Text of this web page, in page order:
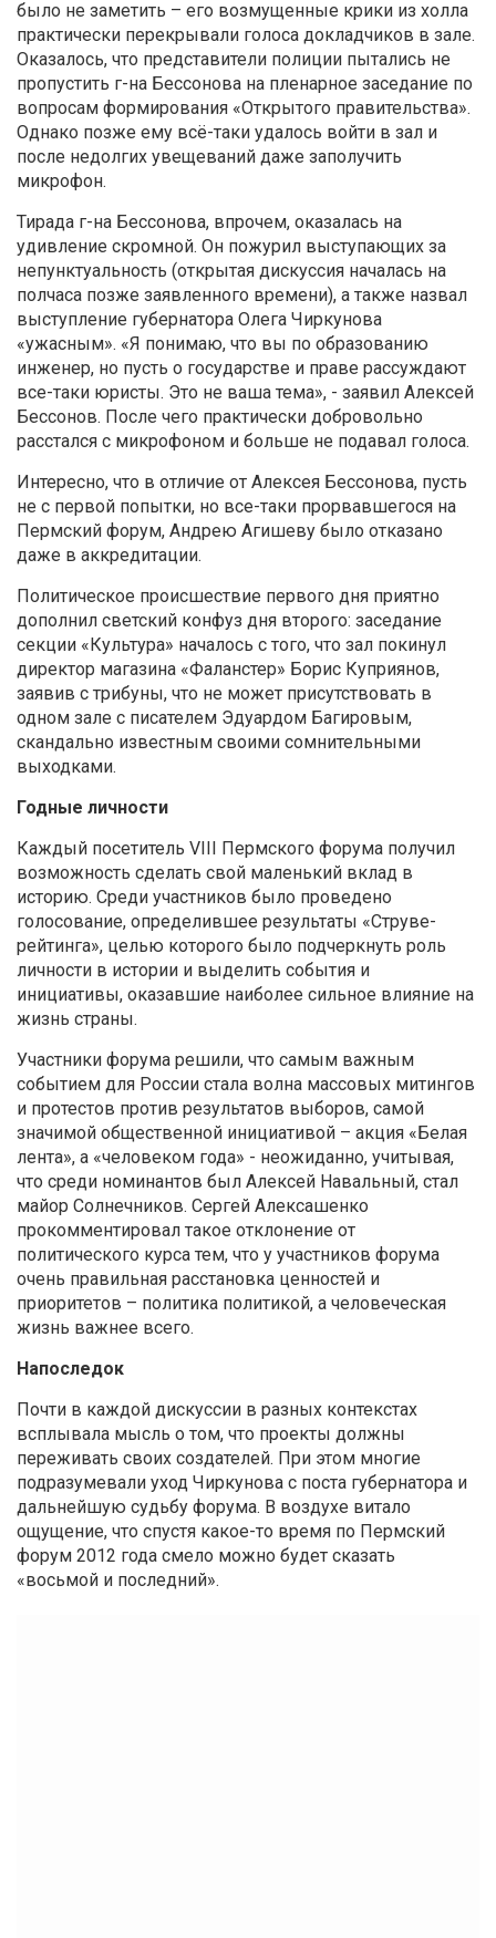
было не заметить – его возмущенные крики из холла
практически перекрывали голоса докладчиков в зале.
Оказалось, что представители полиции пытались не
пропустить г-на Бессонова на пленарное заседание по
вопросам формирования «Открытого правительства».
Однако позже ему всё-таки удалось войти в зал и
после недолгих увещеваний даже заполучить
микрофон.
Тирада г-на Бессонова, впрочем, оказалась на
удивление скромной. Он пожурил выступающих за
непунктуальность (открытая дискуссия началась на
полчаса позже заявленного времени), а также назвал
выступление губернатора Олега Чиркунова
«ужасным». «Я понимаю, что вы по образованию
инженер, но пусть о государстве и праве рассуждают
все-таки юристы. Это не ваша тема», - заявил Алексей
Бессонов. После чего практически добровольно
расстался с микрофоном и больше не подавал голоса.
Интересно, что в отличие от Алексея Бессонова, пусть
не с первой попытки, но все-таки прорвавшегося на
Пермский форум, Андрею Агишеву было отказано
даже в аккредитации.
Политическое происшествие первого дня приятно
дополнил светский конфуз дня второго: заседание
секции «Культура» началось с того, что зал покинул
директор магазина «Фаланстер» Борис Куприянов,
заявив с трибуны, что не может присутствовать в
одном зале с писателем Эдуардом Багировым,
скандально известным своими сомнительными
выходками.
Годные личности
Каждый посетитель VIII Пермского форума получил
возможность сделать свой маленький вклад в
историю. Среди участников было проведено
голосование, определившее результаты «Струве-
рейтинга», целью которого было подчеркнуть роль
личности в истории и выделить события и
инициативы, оказавшие наиболее сильное влияние на
жизнь страны.
Участники форума решили, что самым важным
событием для России стала волна массовых митингов
и протестов против результатов выборов, самой
значимой общественной инициативой – акция «Белая
лента», а «человеком года» - неожиданно, учитывая,
что среди номинантов был Алексей Навальный, стал
майор Солнечников. Сергей Алексашенко
прокомментировал такое отклонение от
политического курса тем, что у участников форума
очень правильная расстановка ценностей и
приоритетов – политика политикой, а человеческая
жизнь важнее всего.
Напоследок
Почти в каждой дискуссии в разных контекстах
всплывала мысль о том, что проекты должны
переживать своих создателей. При этом многие
подразумевали уход Чиркунова с поста губернатора и
дальнейшую судьбу форума. В воздухе витало
ощущение, что спустя какое-то время по Пермский
форум 2012 года смело можно будет сказать
«восьмой и последний».